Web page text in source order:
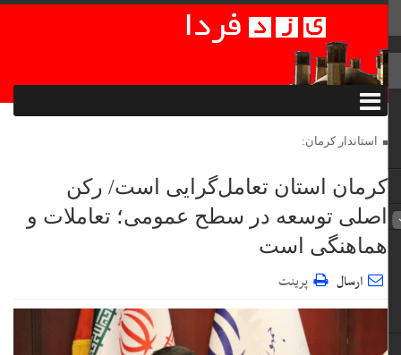
استاندار کرمان:
کرمان استان تعامل‌گرایی است/ رکن
اصلی توسعه در سطح عمومی؛ تعاملات و
هماهنگی است
ارسال پرینت